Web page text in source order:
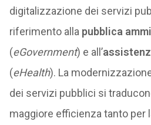
digitalizzazione dei servizi
riferimento alla pubblica
(eGovernment) e all’
(eHealth). La
dei servizi pubblici si
maggiore efficienza tanto per